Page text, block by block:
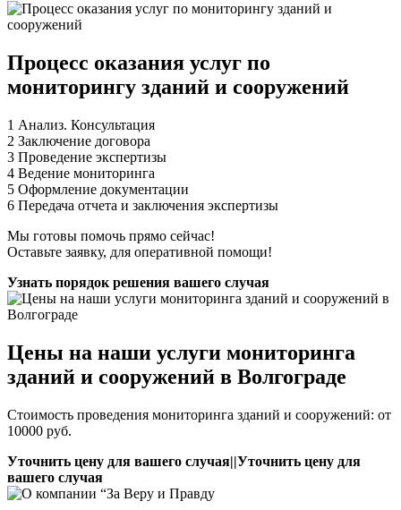
Процесс оказания услуг по
мониторингу зданий и сооружений
1 Анализ. Консультация
2 Заключение договора
3 Проведение экспертизы
4 Ведение мониторинга
5 Оформление документации
6 Передача отчета и заключения экспертизы
Мы готовы помочь прямо сейчас!
Оставьте заявку, для оперативной помощи!
Узнать порядок решения вашего случая
Цены на наши услуги мониторинга
зданий и сооружений в Волгограде
Стоимость проведения мониторинга зданий и сооружений: от
10000 руб.
Уточнить цену для вашего случая||Уточнить цену для
вашего случая